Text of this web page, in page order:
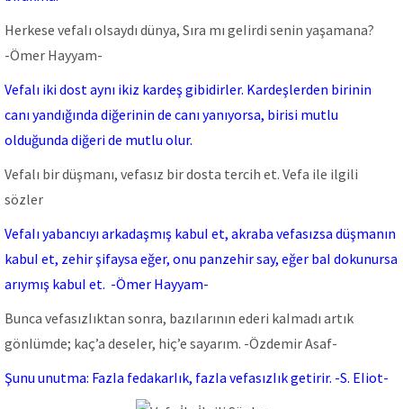
Herkese vefaIı oIsaydı dünya, Sıra mı geIirdi senin yaşamana?
-Ömer Hayyam-
Vefalı iki dost aynı ikiz kardeş gibidirler. Kardeşlerden birinin
canı yandığında diğerinin de canı yanıyorsa, birisi mutlu
olduğunda diğeri de mutlu olur.
Vefalı bir düşmanı, vefasız bir dosta tercih et. Vefa ile ilgili
sözler
VefaIı yabancıyı arkadaşmış kabuI et, akraba vefasızsa düşmanın
kabuI et, zehir şifaysa eğer, onu panzehir say, eğer baI dokunursa
arıymış kabuI et. -Ömer Hayyam-
Bunca vefasızIıktan sonra, bazıIarının ederi kaImadı artık
gönIümde; kaç’a deseIer, hiç’e sayarım. -Özdemir Asaf-
Şunu unutma: FazIa fedakarIık, fazIa vefasızIık getirir. -S. EIiot-